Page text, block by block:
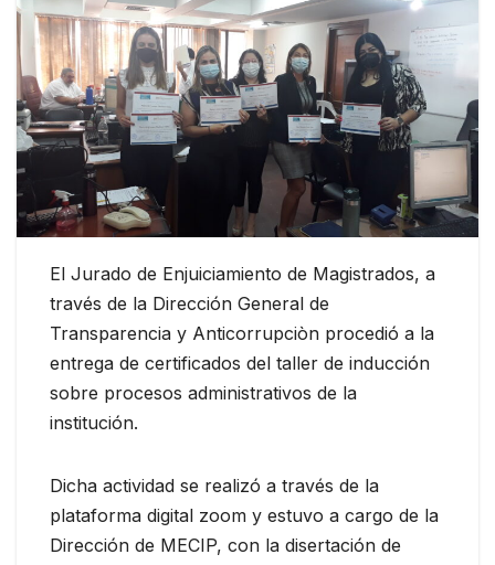
El Jurado de Enjuiciamiento de Magistrados, a
través de la Dirección General de
Transparencia y Anticorrupciòn procedió a la
entrega de certificados del taller de inducción
sobre procesos administrativos de la
institución.
Dicha actividad se realizó a través de la
plataforma digital zoom y estuvo a cargo de la
Dirección de MECIP, con la disertación de